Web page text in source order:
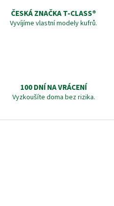
ČESKÁ ZNAČKA T‑CLASS®
Vyvíjíme vlastní modely kufrů.
100 DNÍ NA VRÁCENÍ
Vyzkoušíte doma bez rizika.